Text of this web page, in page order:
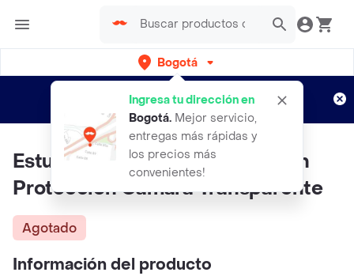
Bogotá
Ingresa tu dirección en
Bogotá. Mejor servicio,
entregas más rápidas y
los precios más
convenientes!
envíos gratis por semanas
Aplican TyC
Estuche Para iPhone 13 Pro Con
Proteccion Camara Transparente
Agotado
Información del producto